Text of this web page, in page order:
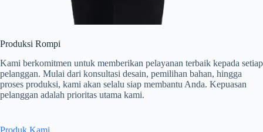
Produksi Rompi
Kami berkomitmen untuk memberikan pelayanan terbaik kepada setiap
pelanggan. Mulai dari konsultasi desain, pemilihan bahan, hingga
proses produksi, kami akan selalu siap membantu Anda. Kepuasan
pelanggan adalah prioritas utama kami.
Produk Kami